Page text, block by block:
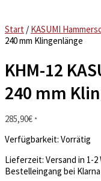
Start / KASUMI
240 mm Klingenlänge
KHM-12
240 mm
285,90€ *
Verfügbarkeit: Vorrätig
Lieferzeit: Versand in 1-
Bestelleingang bei Klarna